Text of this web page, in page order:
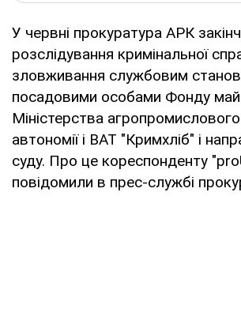
У червні прокуратура АРК
розслідування кримінальної
зловживання службовим
посадовими особами Фонду
Міністерства
автономії і ВАТ "Кримхліб" і
суду. Про це кореспонденту
повідомили в прес-службі